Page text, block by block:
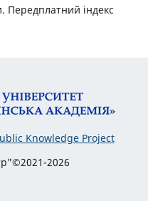
Передплатний індекс
Knowledge Project
2026